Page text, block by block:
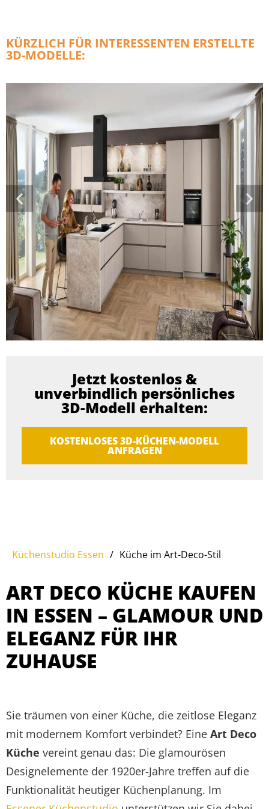
KÜRZLICH FÜR INTERESSENTEN ERSTELLTE
3D-MODELLE:
Jetzt kostenlos &
unverbindlich persönliches
3D-Modell erhalten:
KOSTENLOSES 3D-KÜCHEN-MODELL
ANFRAGEN
Küchenstudio Essen / Küche im Art-Deco-Stil
ART DECO KÜCHE KAUFEN
IN ESSEN – GLAMOUR UND
ELEGANZ FÜR IHR
ZUHAUSE
Sie träumen von einer Küche, die zeitlose Eleganz
mit modernem Komfort verbindet? Eine Art Deco
Küche vereint genau das: Die glamourösen
Designelemente der 1920er-Jahre treffen auf die
Funktionalität heutiger Küchenplanung. Im